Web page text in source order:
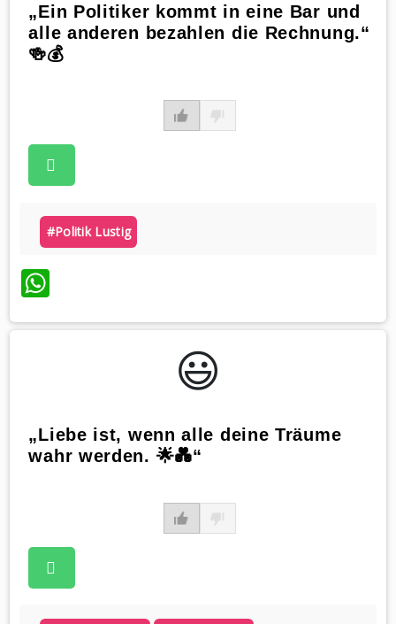
„Ein Politiker kommt in eine Bar und
alle anderen bezahlen die Rechnung.“
🍻💰
#politik Lustig
WhatsApp
😃️
„Liebe ist, wenn alle deine Träume
wahr werden. 🌟💑“